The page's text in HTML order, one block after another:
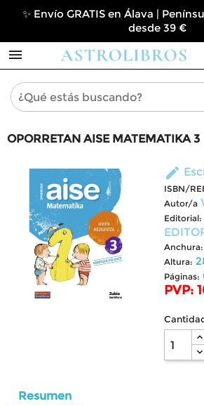
✨ Envío GRATIS en Álava |
desde 39 €

OPORRETAN AISE MATEMATIKA 3
edit
ISBN/
Autor/a
Editorial:
Anchura:
Altura:
Páginas:
PVP:
Resumen